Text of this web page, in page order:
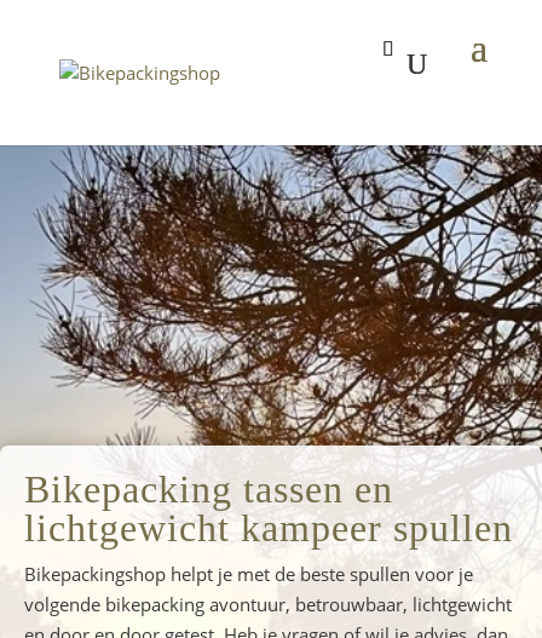
Bikepacking tassen en
lichtgewicht kampeer spullen
Bikepackingshop helpt je met de beste spullen voor je
volgende bikepacking avontuur, betrouwbaar, lichtgewicht